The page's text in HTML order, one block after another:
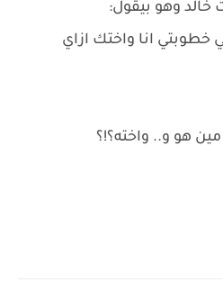
وهو بيقول:
انا واختك ازاي
هو و.. واخته؟!؟